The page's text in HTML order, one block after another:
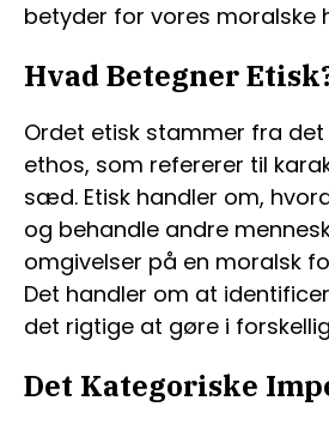
betyder for vores moralske
Hvad Betegner
Ordet etisk stammer fra
ethos, som refererer til
sæd. Etisk handler om,
og behandle andre
omgivelser på en moralsk
Det handler om at
det rigtige at gøre i
Det Kategoriske